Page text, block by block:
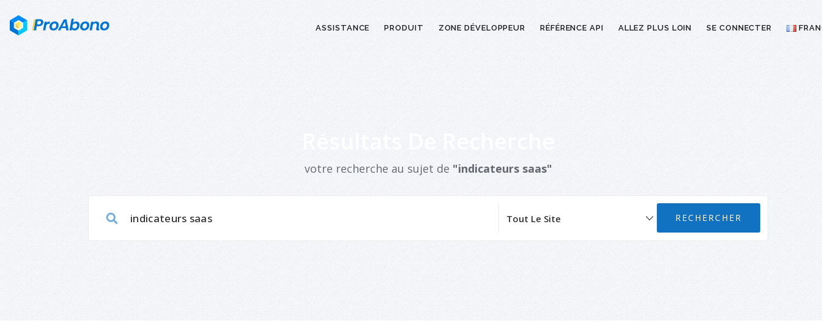
ASSISTANCE PRODUIT ZONE DÉVELOPPEUR RÉFÉRENCE API ALLEZ PLUS LOIN SE CONNECTER
votre recherche au sujet de "indicateurs saas"